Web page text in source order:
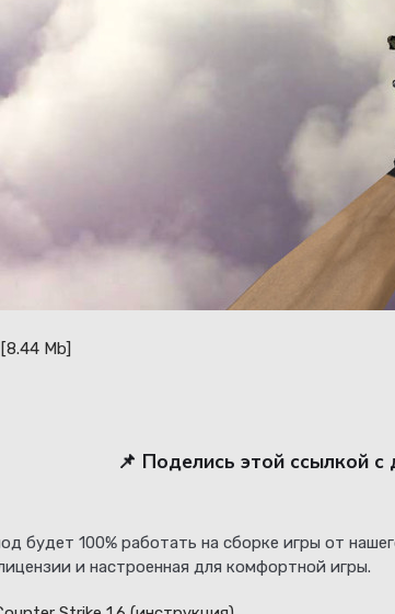
[8.44 Mb]
📌 Поделись этой ссылкой с
будет 100% работать на сборке игры от
и настроенная для комфортной игры.